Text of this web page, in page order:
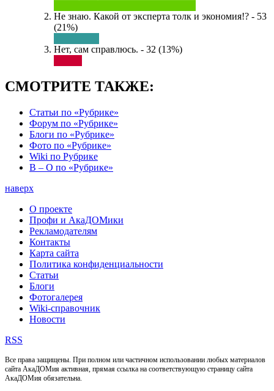
Не знаю. Какой от эксперта толк и экономия!? - 53
(21%)
Нет, сам справлюсь. - 32 (13%)
СМОТРИТЕ ТАКЖЕ:
Статьи по «Рубрике»
Форум по «Рубрике»
Блоги по «Рубрике»
Фото по «Рубрике»
Wiki по Рубрике
В – О по «Рубрике»
наверх
О проекте
Профи и АкаДОМики
Рекламодателям
Контакты
Карта сайта
Политика конфиденциальности
Статьи
Блоги
Фотогалерея
Wiki-справочник
Новости
RSS
Все права защищены. При полном или частичном использовании любых материалов
сайта АкаДОМия активная, прямая ссылка на соответствующую страницу сайта
АкаДОМия обязательна.